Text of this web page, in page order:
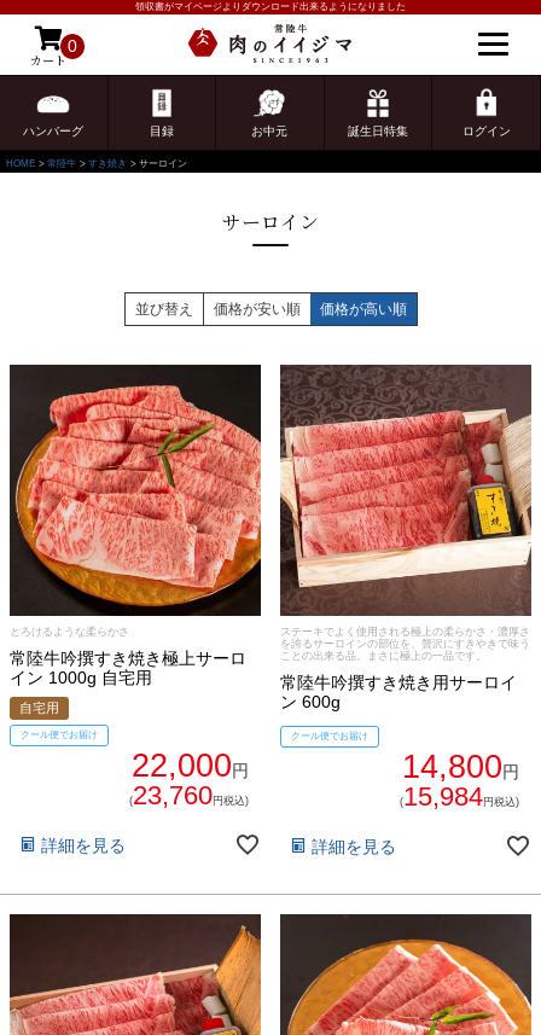
領収書がマイページよりダウンロード出来るようになりました
カート
0
ハンバーグ 目録 お中元 誕生日特集 ログイン
ゲスト 様こんにちは
ログイン
ご注文ガイド
配送・送料
熨斗・カード
イイジマとは
マイページ
食べ方からから探す
しゃぶしゃぶ
BBQ
ステーキ
ハンバーグ
HOME 常陸牛 すき焼き サーロイン
サーロイン
並び替え 価格が安い順 価格が高い順
とろけるような柔らかさ
常陸牛吟撰すき焼き極上サーロ
イン 1000g 自宅用
自宅用
クール便でお届け
22,000円
(23,760円税込)
詳細を見る
ステーキでよく使用される極上の柔らかさ・濃厚さ
を誇るサーロインの部位を、贅沢にすきやきで味う
ことの出来る品。まさに極上の一品です。
常陸牛吟撰すき焼き用サーロイ
ン 600g
クール便でお届け
14,800円
(15,984円税込)
詳細を見る